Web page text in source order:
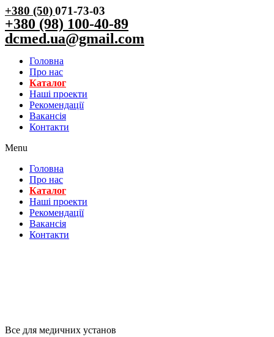
+380 (50)071-73-03
+380 (98) 100-40-89
dcmed.ua@gmail.com
Головна
Про нас
Каталог
Нашi проекти
Рекомендації
Вакансiя
Контакти
Menu
Головна
Про нас
Каталог
Нашi проекти
Рекомендації
Вакансiя
Контакти
Все для медичних установ